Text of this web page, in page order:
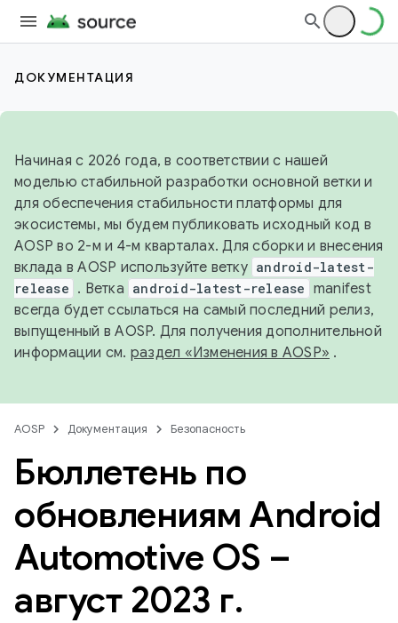
ДОКУМЕНТАЦИЯ
Начиная с 2026 года, в соответствии с нашей
моделью стабильной разработки основной ветки и
для обеспечения стабильности платформы для
экосистемы, мы будем публиковать исходный код в
AOSP во 2-м и 4-м кварталах. Для сборки и внесения
вклада в AOSP используйте ветку android-latest-
release . Ветка android-latest-release manifest
всегда будет ссылаться на самый последний релиз,
выпущенный в AOSP. Для получения дополнительной
информации см. раздел «Изменения в AOSP» .
AOSP Документация Безопасность
Бюллетень по
обновлениям Android
Automotive OS –
август 2023 г.